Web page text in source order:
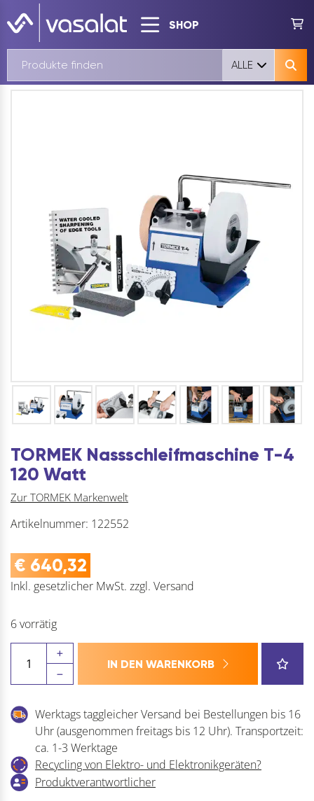
SHOP
ALLE
TORMEK Nassschleifmaschine T-4
120 Watt
Zur TORMEK Markenwelt
Artikelnummer: 122552
€ 640,32
Inkl. gesetzlicher MwSt. zzgl. Versand
6 vorrätig
Nassschleifmaschine
T-
120
Menge
IN DEN WARENKORB
Werktags taggleicher Versand bei Bestellungen bis 16
Uhr (ausgenommen freitags bis 12 Uhr). Transportzeit:
ca. 1-3 Werktage
Recycling von Elektro- und Elektronikgeräten?
Produktverantwortlicher